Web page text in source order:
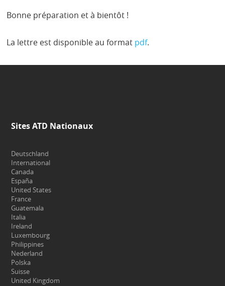
Bonne préparation et à bientôt !
La lettre est disponible au format pdf.
Sites ATD Nationaux
Deutschland
International
Canada
España
United States
France
Guatemala
Italia
Ireland
Luxembourg
Philippines
Nederland
Polska
Suisse
United Kingdom